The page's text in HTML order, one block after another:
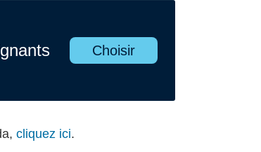
Choisir
cliquez ici.